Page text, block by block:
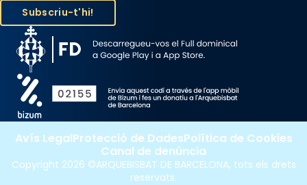
Copyright 2026 ©ARQUEBISBAT DE BARCELONA, tots els drets
reservats.
Avís LegalProtecció de DadesPolítica de Cookies
Canal de denúncia